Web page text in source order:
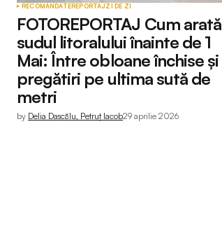
RECOMANDATEREPORTAJZI DE ZI
FOTOREPORTAJ Cum arată
sudul litoralului înainte de 1
Mai: Între obloane închise și
pregătiri pe ultima sută de
metri
by Delia Dascălu, Petruț Iacob29 aprilie 2026